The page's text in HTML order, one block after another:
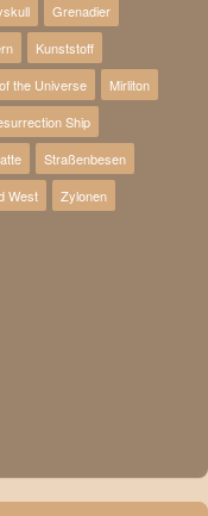
Grenadier
Kunststoff
the Universe
Mirliton
Ship
Straßenbesen
West Zylonen